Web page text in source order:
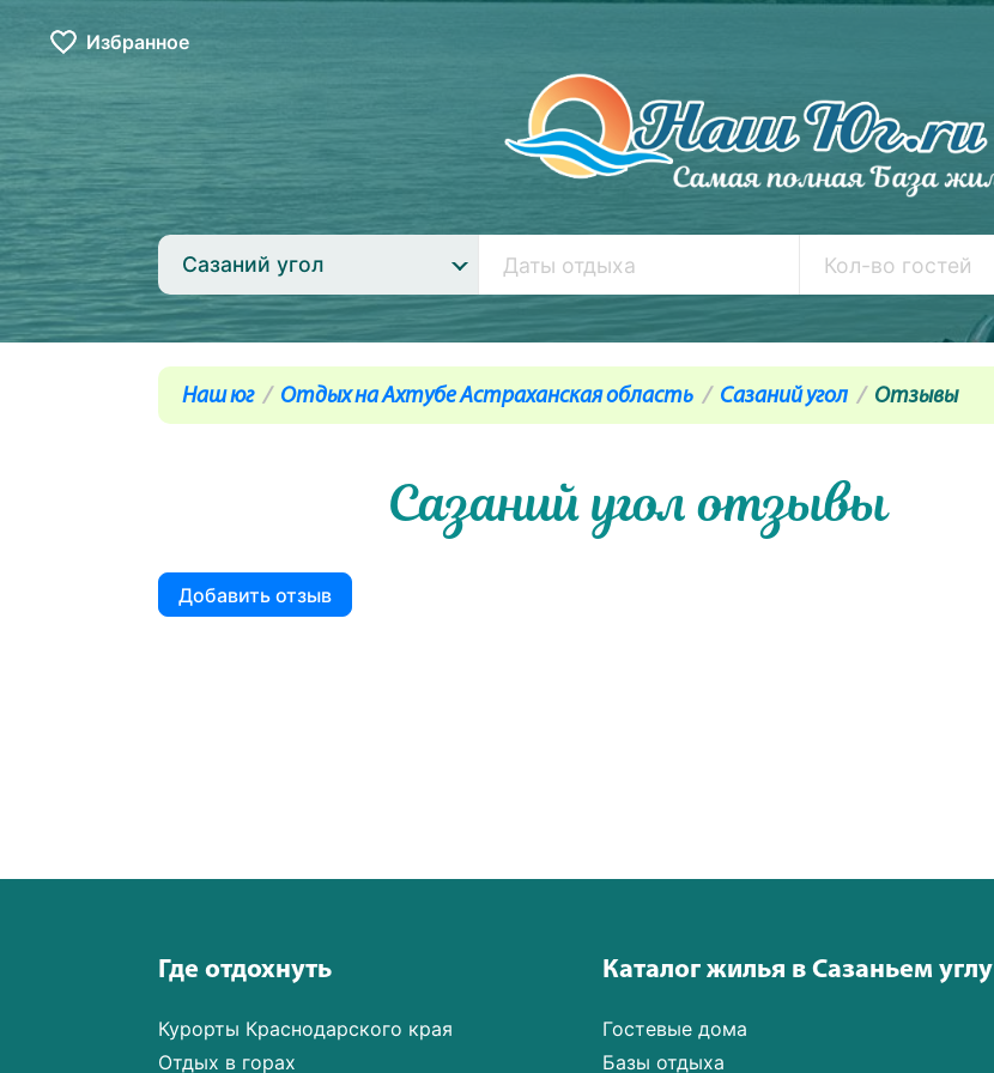
Избранное
Сазаний угол
Наш юг Отдых на Ахтубе Астраханская область Сазаний угол Отзывы
Сазаний угол отзывы
Добавить отзыв
Где отдохнуть
Курорты Краснодарского края
Отдых в горах
Каталог жилья в Сазаньем углу
Гостевые дома
Базы отдыха